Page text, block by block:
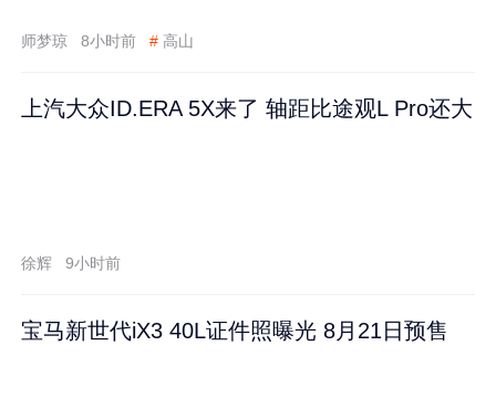
师梦琼 8小时前 # 高山
上汽大众ID.ERA 5X来了 轴距比途观L Pro还大
徐辉 9小时前
宝马新世代iX3 40L证件照曝光 8月21日预售